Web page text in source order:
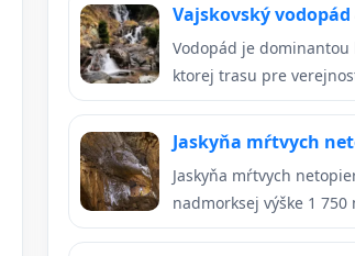
Vajskovský vodopád
Vodopád je dominantou
ktorej trasu pre
Jaskyňa mŕtvych
Jaskyňa mŕtvych
nadmorksej výške 1